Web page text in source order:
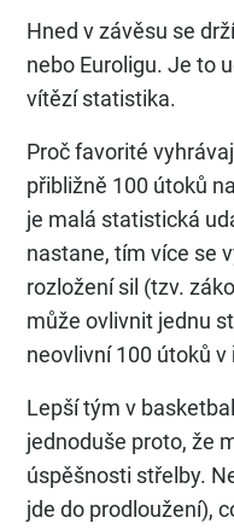
Hned v závěsu se
nebo Euroligu. Je to
vítězí statistika.
Proč favorité
přibližně 100 útoků
je malá statistická
nastane, tím více se
rozložení sil (tzv.
může ovlivnit jednu
neovlivní 100 útoků v
Lepší tým v
jednoduše proto, že
úspěšnosti střelby.
jde do prodloužení),